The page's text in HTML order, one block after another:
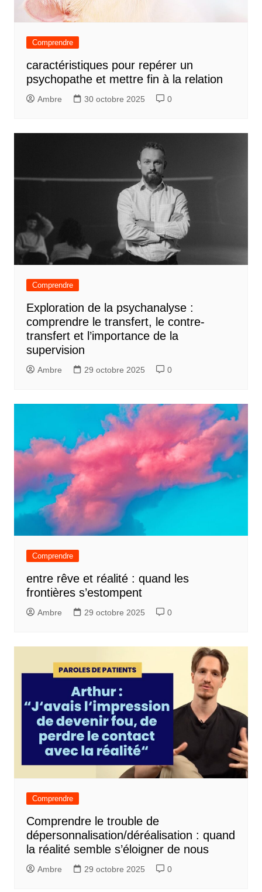
Comprendre
caractéristiques pour repérer un
psychopathe et mettre fin à la relation
Ambre 30 octobre 2025 0
Comprendre
Exploration de la psychanalyse :
comprendre le transfert, le contre-
transfert et l’importance de la
supervision
Ambre 29 octobre 2025 0
Comprendre
entre rêve et réalité : quand les
frontières s’estompent
Ambre 29 octobre 2025 0
Comprendre
Comprendre le trouble de
dépersonnalisation/déréalisation : quand
la réalité semble s’éloigner de nous
Ambre 29 octobre 2025 0